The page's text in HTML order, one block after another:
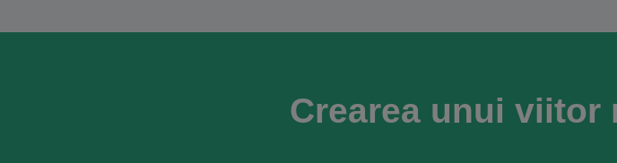
Crearea unui viitor